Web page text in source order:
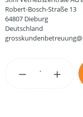
Robert-Bosch-Straße 13
64807 Dieburg
Deutschland
Produkt